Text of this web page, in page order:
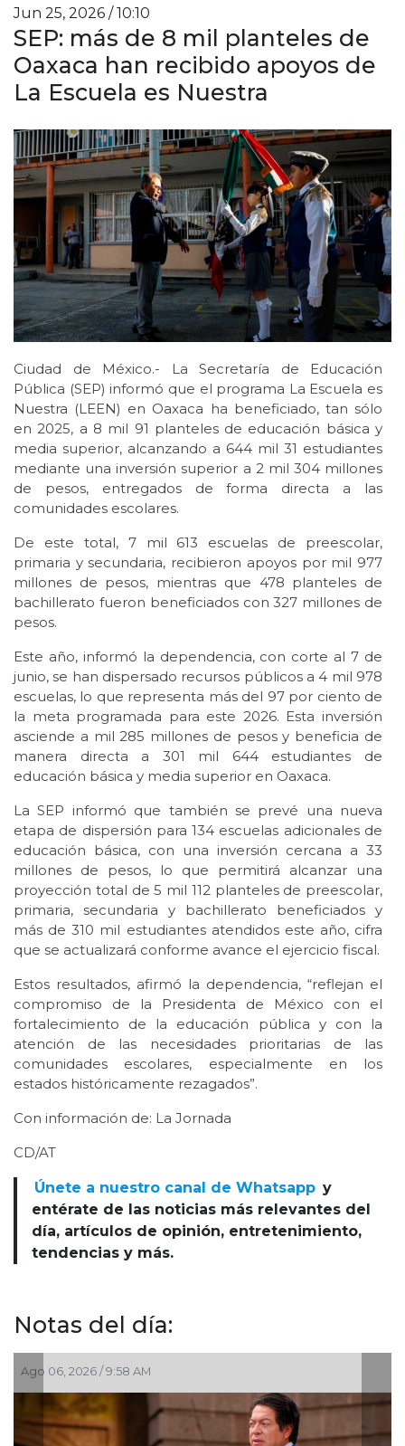
Jun 25, 2026 / 10:10
SEP: más de 8 mil planteles de
Oaxaca han recibido apoyos de
La Escuela es Nuestra
Ciudad de México.- La Secretaría de Educación
Pública (SEP) informó que el programa La Escuela es
Nuestra (LEEN) en Oaxaca ha beneficiado, tan sólo
en 2025, a 8 mil 91 planteles de educación básica y
media superior, alcanzando a 644 mil 31 estudiantes
mediante una inversión superior a 2 mil 304 millones
de pesos, entregados de forma directa a las
comunidades escolares.
De este total, 7 mil 613 escuelas de preescolar,
primaria y secundaria, recibieron apoyos por mil 977
millones de pesos, mientras que 478 planteles de
bachillerato fueron beneficiados con 327 millones de
pesos.
Este año, informó la dependencia, con corte al 7 de
junio, se han dispersado recursos públicos a 4 mil 978
escuelas, lo que representa más del 97 por ciento de
la meta programada para este 2026. Esta inversión
asciende a mil 285 millones de pesos y beneficia de
manera directa a 301 mil 644 estudiantes de
educación básica y media superior en Oaxaca.
La SEP informó que también se prevé una nueva
etapa de dispersión para 134 escuelas adicionales de
educación básica, con una inversión cercana a 33
millones de pesos, lo que permitirá alcanzar una
proyección total de 5 mil 112 planteles de preescolar,
primaria, secundaria y bachillerato beneficiados y
más de 310 mil estudiantes atendidos este año, cifra
que se actualizará conforme avance el ejercicio fiscal.
Estos resultados, afirmó la dependencia, “reflejan el
compromiso de la Presidenta de México con el
fortalecimiento de la educación pública y con la
atención de las necesidades prioritarias de las
comunidades escolares, especialmente en los
estados históricamente rezagados”.
Con información de: La Jornada
CD/AT
Únete a nuestro canal de Whatsapp y
entérate de las noticias más relevantes del
día, artículos de opinión, entretenimiento,
tendencias y más.
Notas del día:
Ago 06, 2026 / 9:58 AM